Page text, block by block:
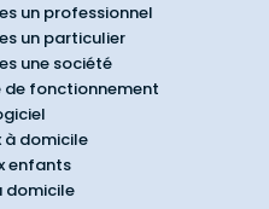
un professionnel
un particulier
une société
de fonctionnement
à domicile
enfants
domicile